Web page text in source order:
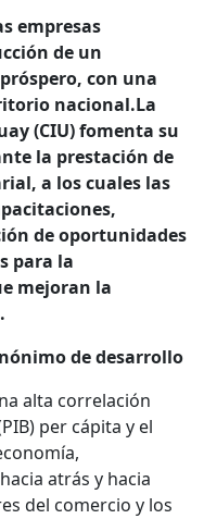
empresas
de un
con una
nacional.La
(CIU) fomenta su
la prestación de
a los cuales las
de oportunidades
para la
mejoran la
de desarrollo
alta correlación
per cápita y el
atrás y hacia
del comercio y los